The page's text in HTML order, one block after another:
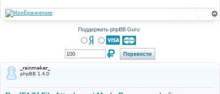
Поддержать phpBB Guru
_rainmaker_
phpBB 1.4.0